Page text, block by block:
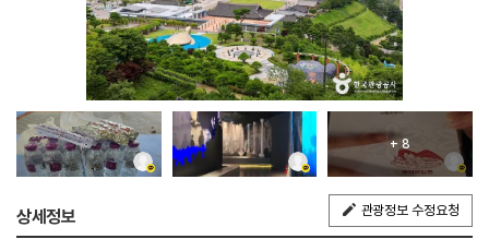
+ 8
상세정보 관광정보 수정요청